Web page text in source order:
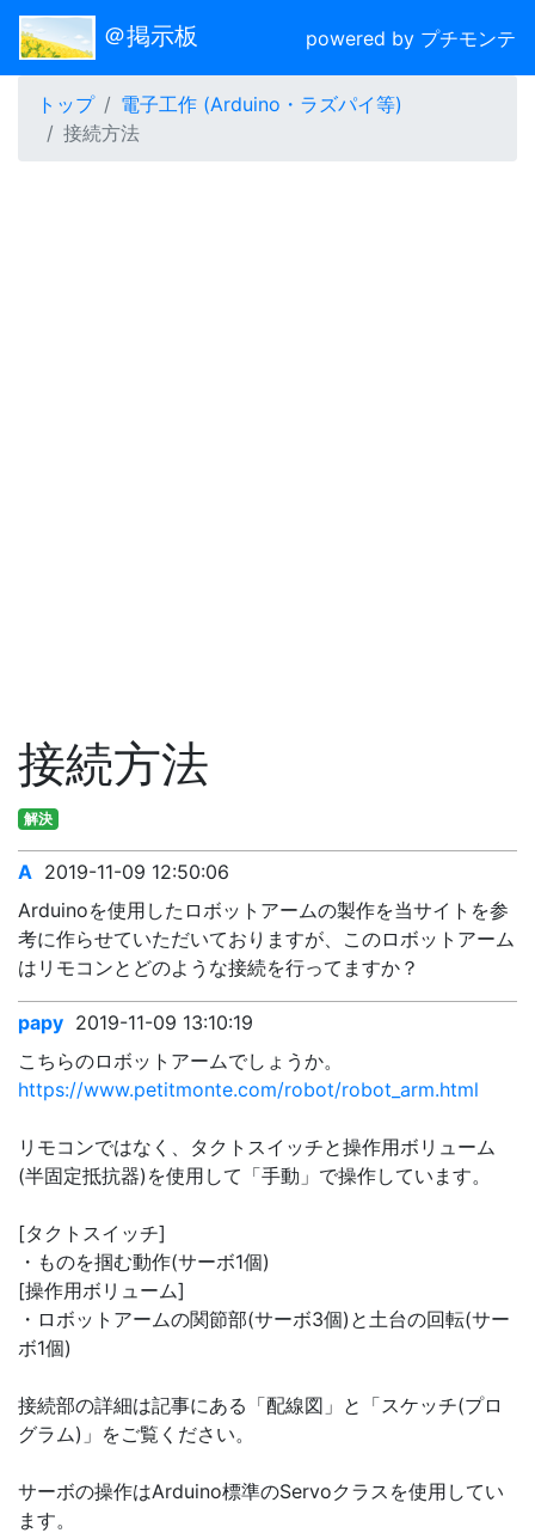
＠掲示板 powered by プチモンテ
トップ
電子工作 (Arduino・ラズパイ等)
接続方法
接続方法
解決
A 2019-11-09 12:50:06
Arduinoを使用したロボットアームの製作を当サイトを参
考に作らせていただいておりますが、このロボットアーム
はリモコンとどのような接続を行ってますか？
papy 2019-11-09 13:10:19
こちらのロボットアームでしょうか。
https://www.petitmonte.com/robot/robot_arm.html
リモコンではなく、タクトスイッチと操作用ボリューム
(半固定抵抗器)を使用して「手動」で操作しています。
[タクトスイッチ]
・ものを掴む動作(サーボ1個)
[操作用ボリューム]
・ロボットアームの関節部(サーボ3個)と土台の回転(サー
ボ1個)
接続部の詳細は記事にある「配線図」と「スケッチ(プロ
グラム)」をご覧ください。
サーボの操作はArduino標準のServoクラスを使用してい
ます。